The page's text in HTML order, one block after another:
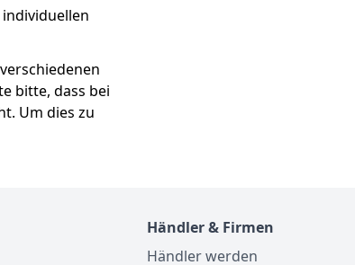
bitte, dass bei
Um dies zu
Händler & Firmen
Händler werden